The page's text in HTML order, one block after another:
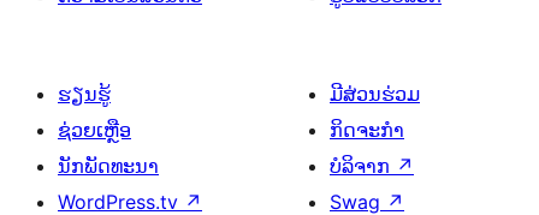
ຮຽນຮູ້
ຊ່ວຍເຫຼືອ
ນັກພັດທະນາ
WordPress.tv ↗
ມີສ່ວນຮ່ວມ
ກິດຈະກຳ
ບໍລິຈາກ ↗
Swag ↗